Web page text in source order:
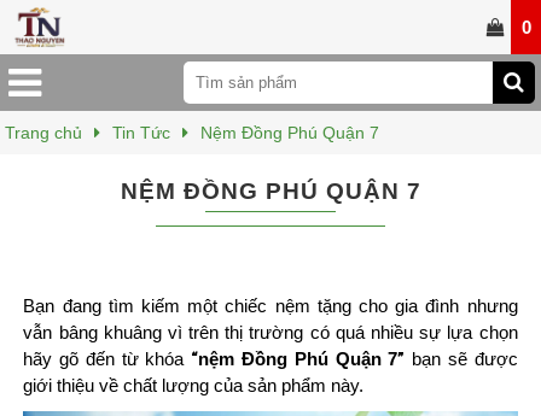
0
Trang chủ Tin Tức Nệm Đồng Phú Quận 7
NỆM ĐỒNG PHÚ QUẬN 7
Bạn đang tìm kiếm một chiếc nệm tặng cho gia đình nhưng
vẫn bâng khuâng vì trên thị trường có quá nhiều sự lựa chọn
hãy gõ đến từ khóa “nệm Đồng Phú Quận 7” bạn sẽ được
giới thiệu về chất lượng của sản phẩm này.